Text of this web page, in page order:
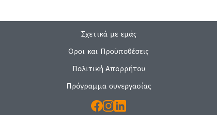
Σχετικά με εμάς
Οροι και Προϋποθέσεις
Πολιτική Απορρήτου
Πρόγραμμα συνεργασίας